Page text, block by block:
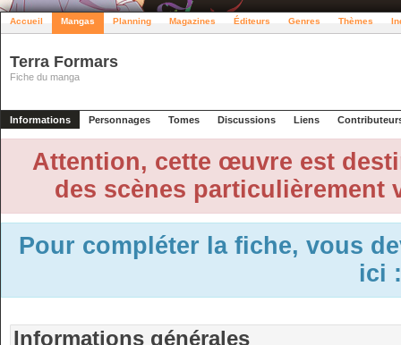
Accueil Mangas Planning Magazines Éditeurs Genres Thèmes
Terra Formars
Fiche du manga
Informations Personnages Tomes Discussions Liens
Attention, cette œuvre est
des scènes particulièrement
Pour compléter la fiche, vous
ici
Informations générales